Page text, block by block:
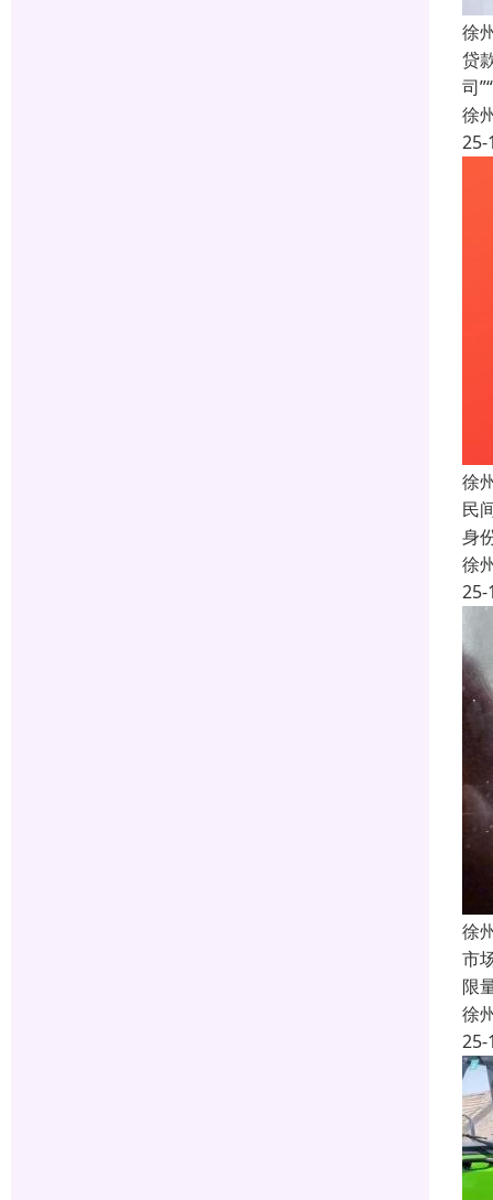
徐
贷
司
徐
25-
徐
民
身
徐
25-
徐
市
限
徐
25-